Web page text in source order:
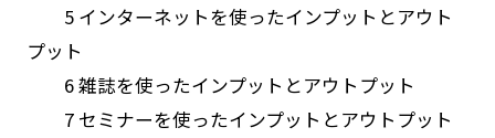
5 インターネットを使ったインプットとアウト
プット
6 雑誌を使ったインプットとアウトプット
7 セミナーを使ったインプットとアウトプット